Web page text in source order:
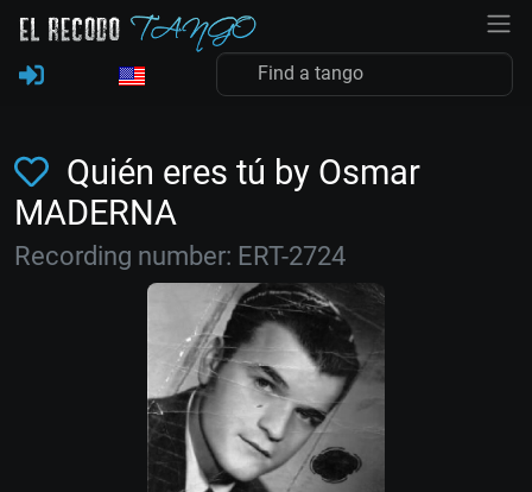
Quién eres tú by Osmar
MADERNA
Recording number: ERT-2724